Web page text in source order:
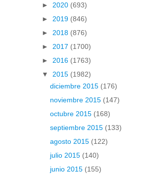
► 2020 (693)
► 2019 (846)
► 2018 (876)
► 2017 (1700)
► 2016 (1763)
▼ 2015 (1982)
diciembre 2015 (176)
noviembre 2015 (147)
octubre 2015 (168)
septiembre 2015 (133)
agosto 2015 (122)
julio 2015 (140)
junio 2015 (155)